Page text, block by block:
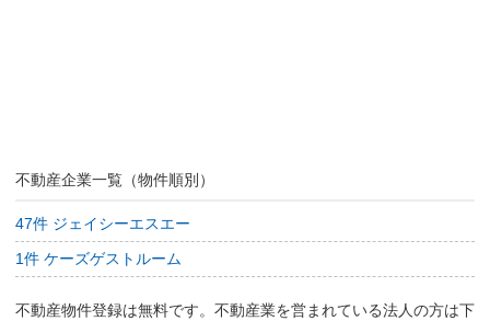
不動産企業一覧（物件順別）
47件 ジェイシーエスエー
1件 ケーズゲストルーム
不動産物件登録は無料です。不動産業を営まれている法人の方は下